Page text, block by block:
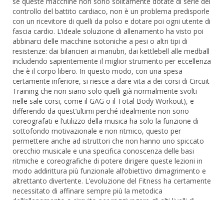
controllo del battito cardiaco, non è un problema predisporle
con un ricevitore di quelli da polso e dotare poi ogni utente di
fascia cardio. L’ideale soluzione di allenamento ha visto poi
abbinarci delle macchine isotoniche a pesi o altri tipi di
resistenze: dai bilancieri ai manubri, dai kettlebell alle medball
includendo sapientemente il miglior strumento per eccellenza
che è il corpo libero. In questo modo, con una spesa
certamente inferiore, si riesce a dare vita a dei corsi di Circuit
Training che non siano solo quelli già normalmente svolti
nelle sale corsi, come il GAG o il Total Body Workout), e
differendo da quest’ultimi perché idealmente non sono
coreografati e l’utilizzo della musica ha solo la funzione di
sottofondo motivazionale e non ritmico, questo per
permettere anche ad istruttori che non hanno uno spiccato
orecchio musicale e una specifica conoscenza delle basi
ritmiche e coreografiche di potere dirigere queste lezioni in
modo addirittura più funzionale all’obiettivo dimagrimento e
altrettanto divertente. L’evoluzione del Fitness ha certamente
necessitato di affinare sempre più la metodica